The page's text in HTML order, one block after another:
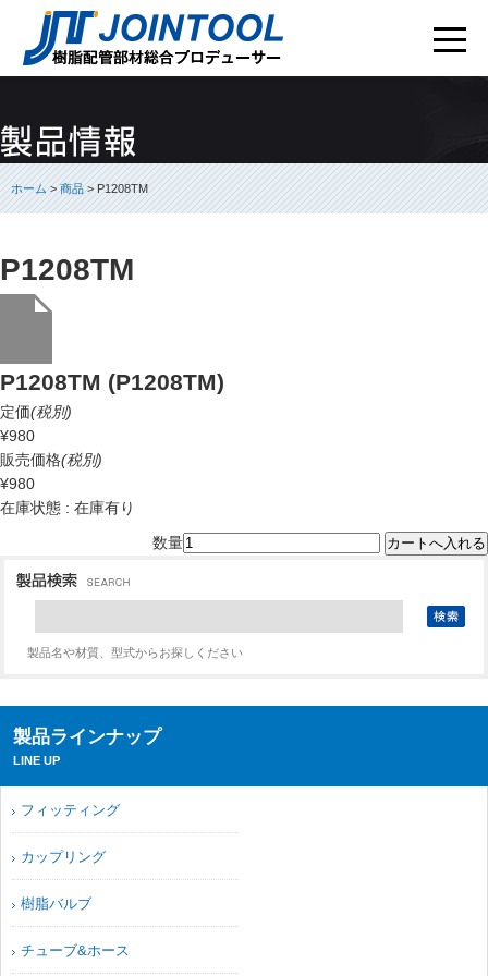
ホーム>商品> P1208TM
P1208TM
P1208TM (P1208TM)
定価(税別)
¥980
販売価格(税別)
¥980
在庫状態 : 在庫有り
数量
製品名や材質、型式からお探しください
製品ラインナップ
LINE UP
フィッティング
カップリング
樹脂バルブ
チューブ&ホース